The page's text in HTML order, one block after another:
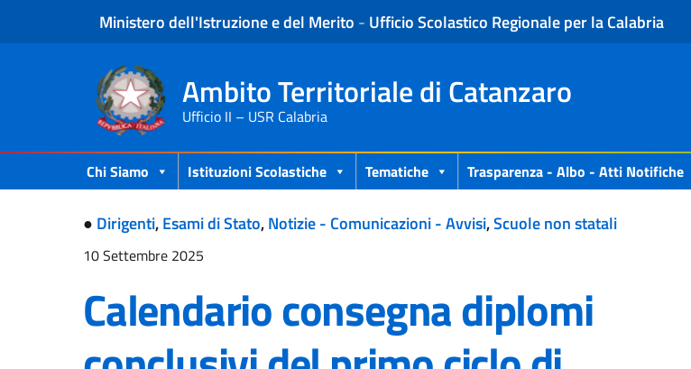
Ministero dell'Istruzione e del Merito - Ufficio Scolastico Regionale per la Calabria
Ambito Territoriale di Catanzaro
Ufficio II – USR Calabria
Chi Siamo Istituzioni Scolastiche Tematiche Trasparenza - Albo - Atti Notifiche
● Dirigenti,Esami di Stato,Notizie - Comunicazioni - Avvisi,Scuole non statali
10 Settembre 2025
Calendario consegna diplomi